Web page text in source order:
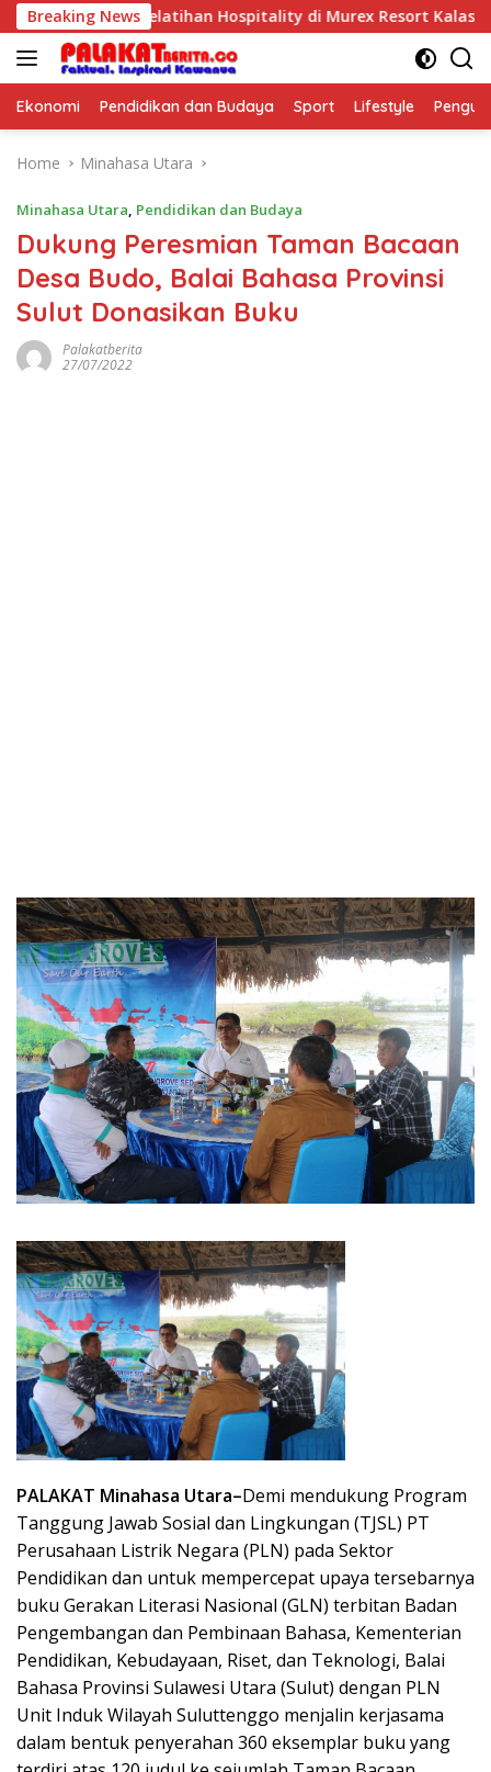
Skip
to
content
Breaking News
Kids Pelatihan Hospitality di Murex Resort Kalasey
Ekonomi Pendidikan dan Budaya Sport Lifestyle
Home Minahasa Utara
Minahasa Utara, Pendidikan dan Budaya
Dukung Peresmian Taman Bacaan
Desa Budo, Balai Bahasa Provinsi
Sulut Donasikan Buku
Palakatberita
27/07/2022
PALAKAT Minahasa Utara–Demi mendukung Program
Tanggung Jawab Sosial dan Lingkungan (TJSL) PT
Perusahaan Listrik Negara (PLN) pada Sektor
Pendidikan dan untuk mempercepat upaya tersebarnya
buku Gerakan Literasi Nasional (GLN) terbitan Badan
Pengembangan dan Pembinaan Bahasa, Kementerian
Pendidikan, Kebudayaan, Riset, dan Teknologi, Balai
Bahasa Provinsi Sulawesi Utara (Sulut) dengan PLN
Unit Induk Wilayah Suluttenggo menjalin kerjasama
dalam bentuk penyerahan 360 eksemplar buku yang